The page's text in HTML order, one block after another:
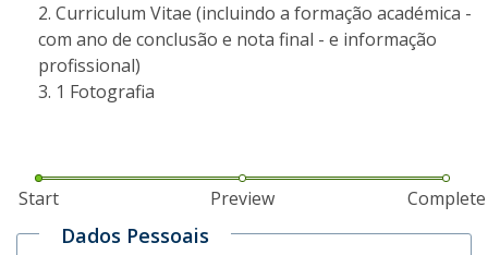
Curriculum Vitae (incluindo a formação académica -
com ano de conclusão e nota final - e informação
profissional)
1 Fotografia
Start Preview Complete
Dados Pessoais